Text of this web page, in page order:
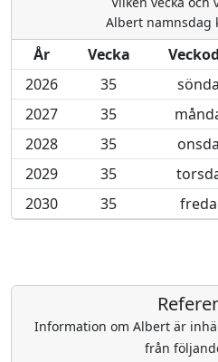
Albert namnsdag
År Vecka
2026
35
2027
35
2028
35
2029
35
2030
35
Information om Albert är
från